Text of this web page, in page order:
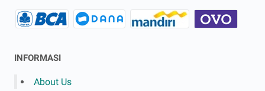
INFORMASI
About Us